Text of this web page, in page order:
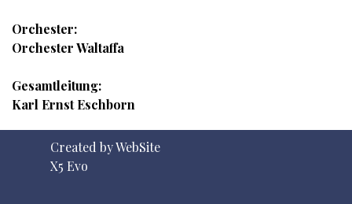
Orchester:
Orchester Waltaffa
Gesamtleitung:
Karl Ernst Eschborn
Created by WebSite
X5 Evo